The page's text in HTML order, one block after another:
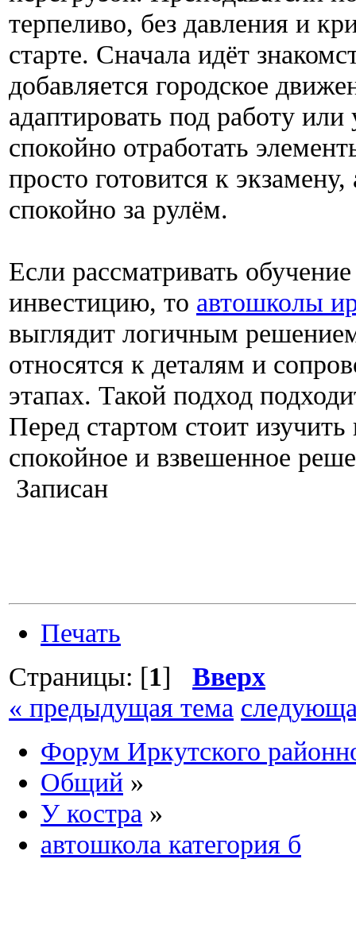
терпеливо, без давления и
старте. Сначала идёт
добавляется городское
адаптировать под работу или
спокойно отработать
просто готовится к экзамену,
спокойно за рулём.
Если рассматривать
инвестицию, то автошколы
выглядит логичным
относятся к деталям и
этапах. Такой подход
Перед стартом стоит
спокойное и взвешенное
Записан
Печать
Страницы: [1] Вверх
« предыдущая тема
Форум Иркутского
Общий »
У костра »
автошкола категория б